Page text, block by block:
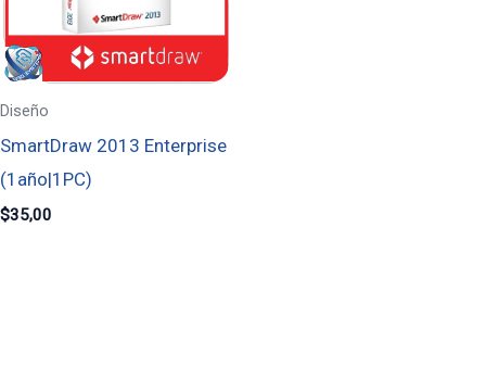
Diseño
SmartDraw 2013 Enterprise
(1año|1PC)
$35,00